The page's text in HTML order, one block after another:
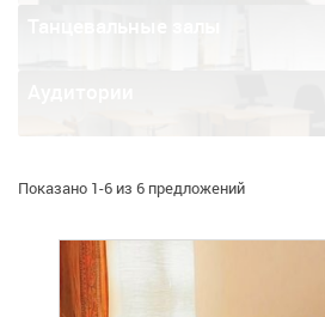
Показано 1-6 из 6 предложений